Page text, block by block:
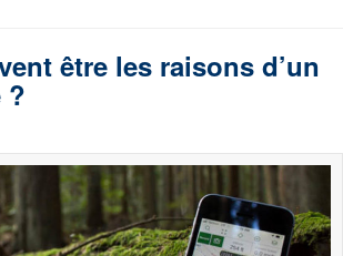
être les raisons d’un
?